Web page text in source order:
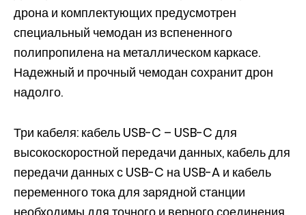
дрона и комплектующих предусмотрен
специальный чемодан из вспененного
полипропилена на металлическом каркасе.
Надежный и прочный чемодан сохранит дрон
надолго.
Три кабеля: кабель USB-C – USB-C для
высокоскоростной передачи данных, кабель для
передачи данных с USB-C на USB-A и кабель
переменного тока для зарядной станции